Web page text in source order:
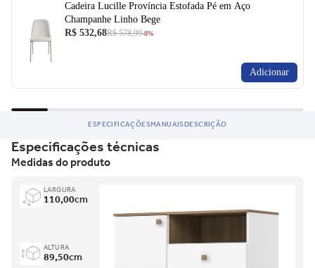
Cadeira Lucille Província Estofada Pé em Aço
Champanhe Linho Bege
R$ 532,68R$ 578,99-8%
Adicionar
ESPECIFICAÇÕESMANUAISDESCRIÇÃO
Especificações técnicas
Medidas do produto
LARGURA
110,00cm
ALTURA
89,50cm